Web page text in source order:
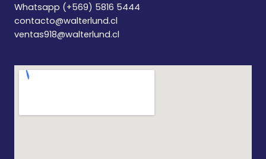
Whatsapp (+569) 5816 5444
contacto@walterlund.cl
ventas918@walterlund.cl